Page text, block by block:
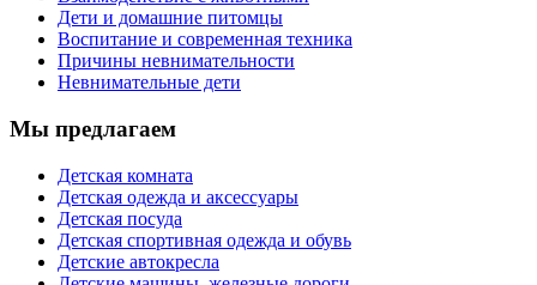
Дети и домашние питомцы
Воспитание и современная техника
Причины невнимательности
Невнимательные дети
Мы предлагаем
Детская комната
Детская одежда и аксессуары
Детская посуда
Детская спортивная одежда и обувь
Детские автокресла